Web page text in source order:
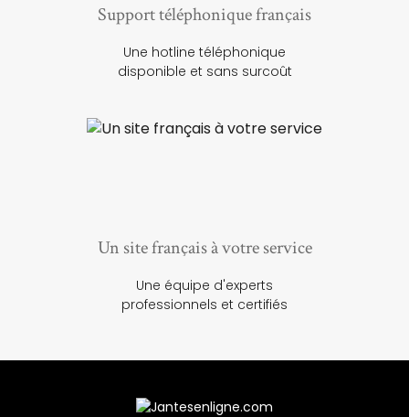
Support téléphonique français
Une hotline téléphonique
disponible et sans surcoût
Un site français à votre service
Une équipe d'experts
professionnels et certifiés